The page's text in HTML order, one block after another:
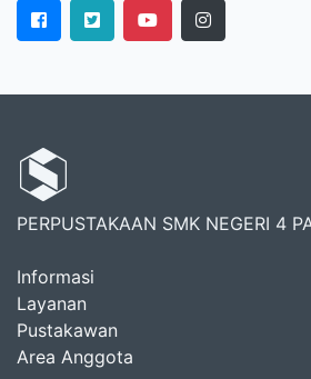
PERPUSTAKAAN SMK NEGERI 4
Informasi
Layanan
Pustakawan
Area Anggota